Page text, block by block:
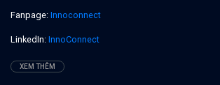
Fanpage: Innoconnect
LinkedIn: InnoConnect
XEM THÊM